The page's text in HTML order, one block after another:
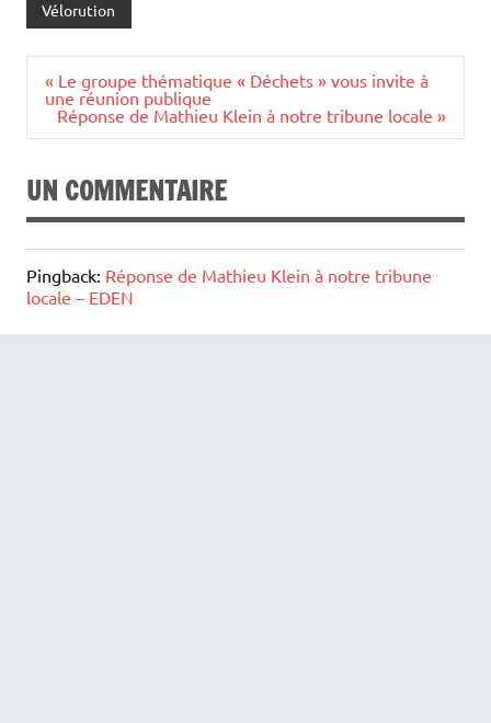
Vélorution
Navigation
de
l’article
« Le groupe thématique « Déchets » vous invite à
une réunion publique
Réponse de Mathieu Klein à notre tribune locale »
UN COMMENTAIRE
Pingback: Réponse de Mathieu Klein à notre tribune
locale – EDEN